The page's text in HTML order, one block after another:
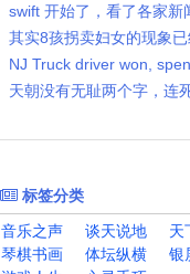
swift 开始了，看了各家
NJ Truck driver won,
天朝没有无耻两个字，连
标签分类
音乐之声
谈天说地 天
琴棋书画
体坛纵横 银